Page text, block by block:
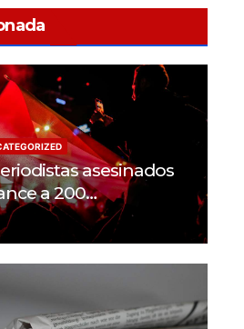
asesinados
a 200
la prensa muertos